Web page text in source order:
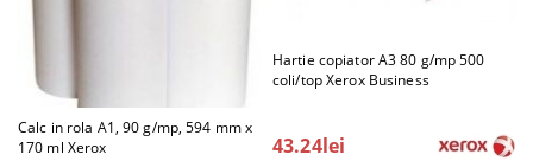
Calc in rola A1, 90 g/mp, 594 mm x
170 ml Xerox
Hartie copiator A3 80 g/mp 500
coli/top Xerox Business
43.24lei